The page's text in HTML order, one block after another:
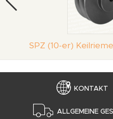
SPZ (10-er)
KONTAKT
ALLGEMEINE